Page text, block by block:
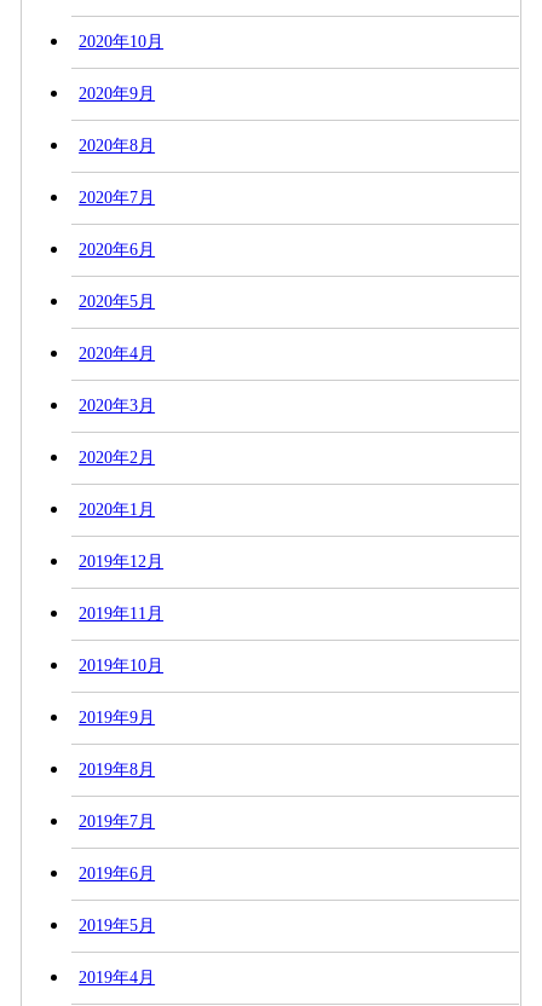
2020年10月
2020年9月
2020年8月
2020年7月
2020年6月
2020年5月
2020年4月
2020年3月
2020年2月
2020年1月
2019年12月
2019年11月
2019年10月
2019年9月
2019年8月
2019年7月
2019年6月
2019年5月
2019年4月